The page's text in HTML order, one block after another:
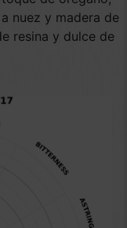
nuez y madera de
resina y dulce de